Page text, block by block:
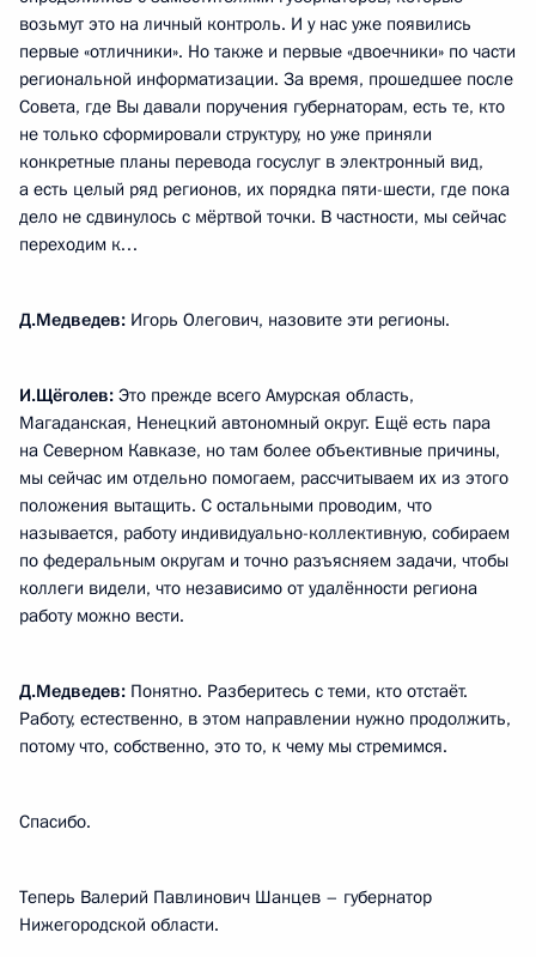
возьмут это на личный контроль. И у нас уже появились
первые «отличники». Но также и первые «двоечники» по части
региональной информатизации. За время, прошедшее после
Совета, где Вы давали поручения губернаторам, есть те, кто
не только сформировали структуру, но уже приняли
конкретные планы перевода госуслуг в электронный вид,
а есть целый ряд регионов, их порядка пяти-шести, где пока
дело не сдвинулось с мёртвой точки. В частности, мы сейчас
переходим к…
Д.Медведев: Игорь Олегович, назовите эти регионы.
И.Щёголев: Это прежде всего Амурская область,
Магаданская, Ненецкий автономный округ. Ещё есть пара
на Северном Кавказе, но там более объективные причины,
мы сейчас им отдельно помогаем, рассчитываем их из этого
положения вытащить. С остальными проводим, что
называется, работу индивидуально-коллективную, собираем
по федеральным округам и точно разъясняем задачи, чтобы
коллеги видели, что независимо от удалённости региона
работу можно вести.
Д.Медведев: Понятно. Разберитесь с теми, кто отстаёт.
Работу, естественно, в этом направлении нужно продолжить,
потому что, собственно, это то, к чему мы стремимся.
Спасибо.
Теперь Валерий Павлинович Шанцев – губернатор
Нижегородской области.